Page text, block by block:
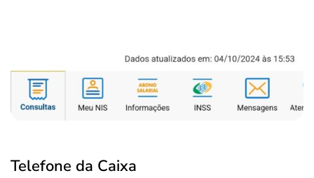
Telefone da Caixa